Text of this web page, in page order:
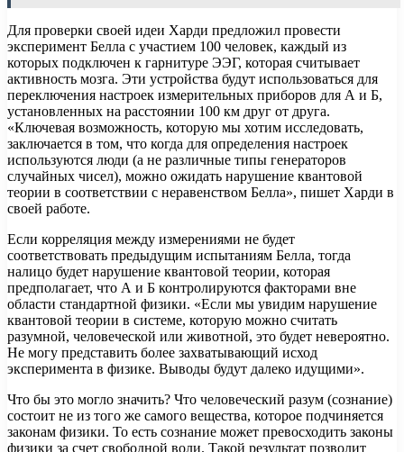
Для проверки своей идеи Харди предложил провести
эксперимент Белла с участием 100 человек, каждый из
которых подключен к гарнитуре ЭЭГ, которая считывает
активность мозга. Эти устройства будут использоваться для
переключения настроек измерительных приборов для А и Б,
установленных на расстоянии 100 км друг от друга.
«Ключевая возможность, которую мы хотим исследовать,
заключается в том, что когда для определения настроек
используются люди (а не различные типы генераторов
случайных чисел), можно ожидать нарушение квантовой
теории в соответствии с неравенством Белла», пишет Харди в
своей работе.
Если корреляция между измерениями не будет
соответствовать предыдущим испытаниям Белла, тогда
налицо будет нарушение квантовой теории, которая
предполагает, что А и Б контролируются факторами вне
области стандартной физики. «Если мы увидим нарушение
квантовой теории в системе, которую можно считать
разумной, человеческой или животной, это будет невероятно.
Не могу представить более захватывающий исход
эксперимента в физике. Выводы будут далеко идущими».
Что бы это могло значить? Что человеческий разум (сознание)
состоит не из того же самого вещества, которое подчиняется
законам физики. То есть сознание может превосходить законы
физики за счет свободной воли. Такой результат позволит